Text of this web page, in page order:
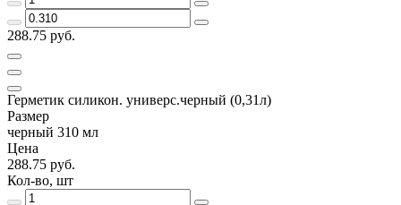
288.75 руб.
Герметик силикон. универс.черный (0,31л)
Размер
черный 310 мл
Цена
288.75 руб.
Кол-во, шт